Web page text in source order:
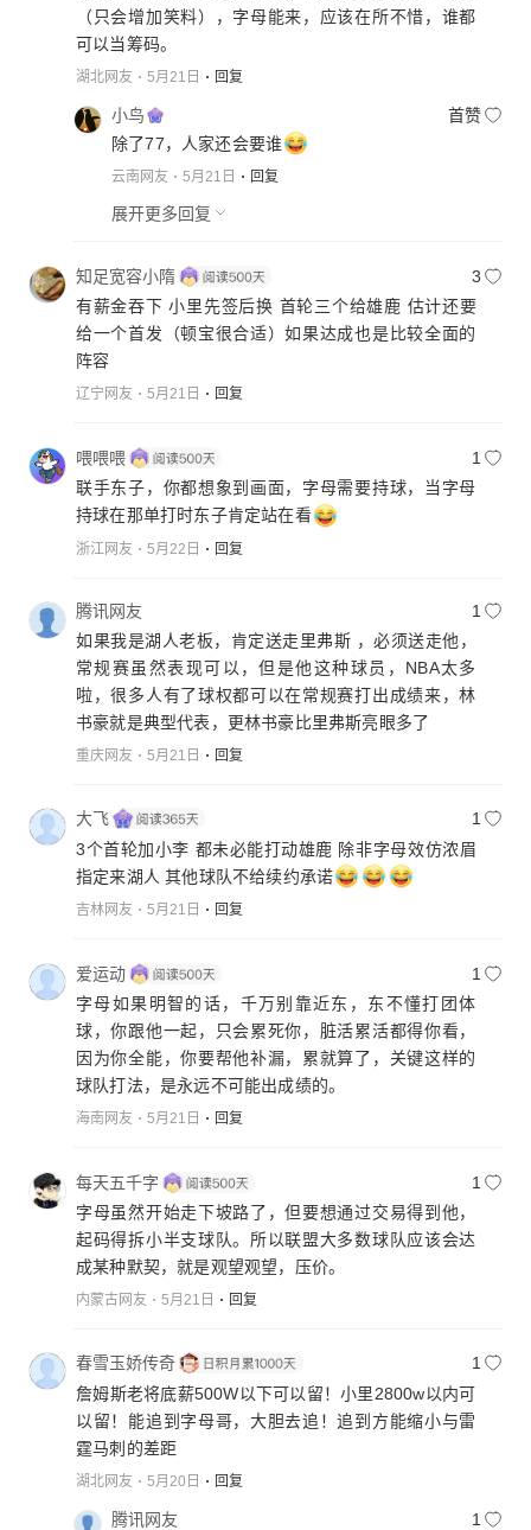
（只会增加笑料），字母能来，应该在所不惜，谁都
可以当筹码。
湖北网友 5月21日 回复
小鸟
首赞
除了77，人家还会要谁
云南网友 5月21日 回复
展开更多回复
知足宽容小隋
3
有薪金吞下 小里先签后换 首轮三个给雄鹿 估计还要
给一个首发（顿宝很合适）如果达成也是比较全面的
阵容
辽宁网友 5月21日 回复
喂喂喂
1
联手东子，你都想象到画面，字母需要持球，当字母
持球在那单打时东子肯定站在看
浙江网友 5月22日 回复
腾讯网友
1
如果我是湖人老板，肯定送走里弗斯 ，必须送走他，
常规赛虽然表现可以，但是他这种球员，NBA太多
啦，很多人有了球权都可以在常规赛打出成绩来，林
书豪就是典型代表，更林书豪比里弗斯亮眼多了
重庆网友 5月21日 回复
大飞
1
3个首轮加小李 都未必能打动雄鹿 除非字母效仿浓眉
指定来湖人 其他球队不给续约承诺
吉林网友 5月21日 回复
爱运动
1
字母如果明智的话，千万别靠近东，东不懂打团体
球，你跟他一起，只会累死你，脏活累活都得你看，
因为你全能，你要帮他补漏，累就算了，关键这样的
球队打法，是永远不可能出成绩的。
海南网友 5月21日 回复
每天五千字
1
字母虽然开始走下坡路了，但要想通过交易得到他，
起码得拆小半支球队。所以联盟大多数球队应该会达
成某种默契，就是观望观望，压价。
内蒙古网友 5月21日 回复
春雪玉娇传奇
1
詹姆斯老将底薪500W以下可以留！小里2800w以内可
以留！能追到字母哥，大胆去追！追到方能缩小与雷
霆马刺的差距
湖北网友 5月20日 回复
腾讯网友
1